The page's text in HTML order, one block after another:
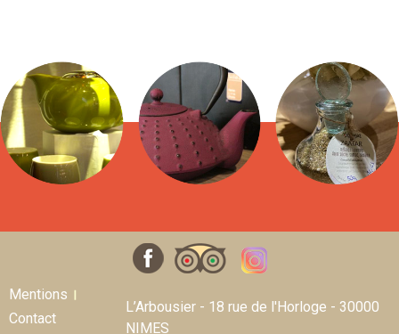
Mentions
Contact
L’Arbousier - 18 rue de l'Horloge - 30000
NIMES